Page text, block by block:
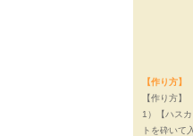
【作り方】
【作り方】
1）【ハス
トを砕いて